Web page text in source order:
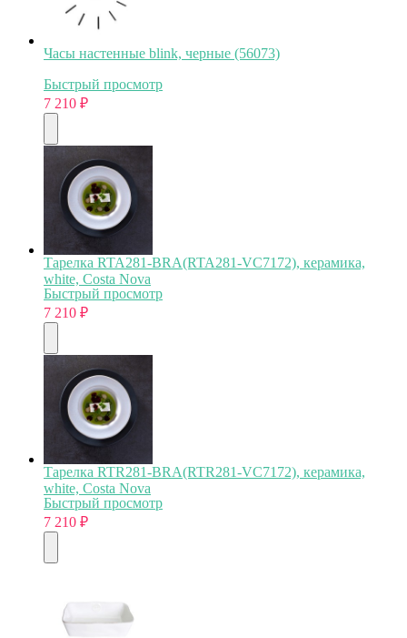
Часы настенные blink, черные (56073)
Быстрый просмотр
7 210 ₽
Тарелка RTA281-BRA(RTA281-VC7172), керамика,
white, Costa Nova
Быстрый просмотр
7 210 ₽
Тарелка RTR281-BRA(RTR281-VC7172), керамика,
white, Costa Nova
Быстрый просмотр
7 210 ₽